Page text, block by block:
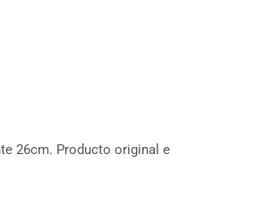
26cm. Producto original e